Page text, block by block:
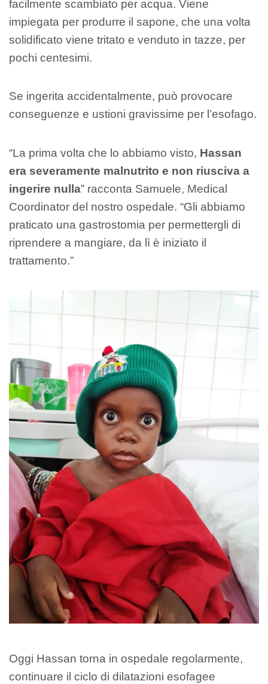
facilmente scambiato per acqua. Viene
impiegata per produrre il sapone, che una volta
solidificato viene tritato e venduto in tazze, per
pochi centesimi.
Se ingerita accidentalmente, può provocare
conseguenze e ustioni gravissime per l’esofago.
“La prima volta che lo abbiamo visto, Hassan
era severamente malnutrito e non riusciva a
ingerire nulla” racconta Samuele, Medical
Coordinator del nostro ospedale. “Gli abbiamo
praticato una gastrostomia per permettergli di
riprendere a mangiare, da lì è iniziato il
trattamento.”
Oggi Hassan torna in ospedale regolarmente,
continuare il ciclo di dilatazioni esofagee